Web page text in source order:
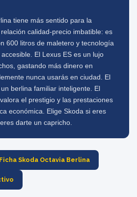
tiene más sentido para la
calidad-precio imbatible: es
600 litros de maletero y tecnología
El Lexus ES es un lujo
gastando más dinero en
nunca usarás en ciudad. El
berlina familiar inteligente. El
el prestigio y las prestaciones
económica. Elige Skoda si eres
darte un capricho.
Ficha Skoda Octavia Berlina